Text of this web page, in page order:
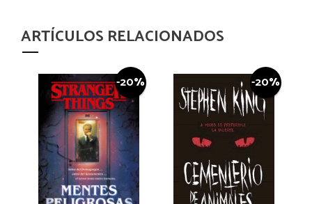
ARTÍCULOS RELACIONADOS
-20% -20%